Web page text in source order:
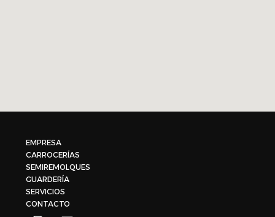
EMPRESA
CARROCERÍAS
SEMIREMOLQUES
GUARDERÍA
SERVICIOS
CONTACTO